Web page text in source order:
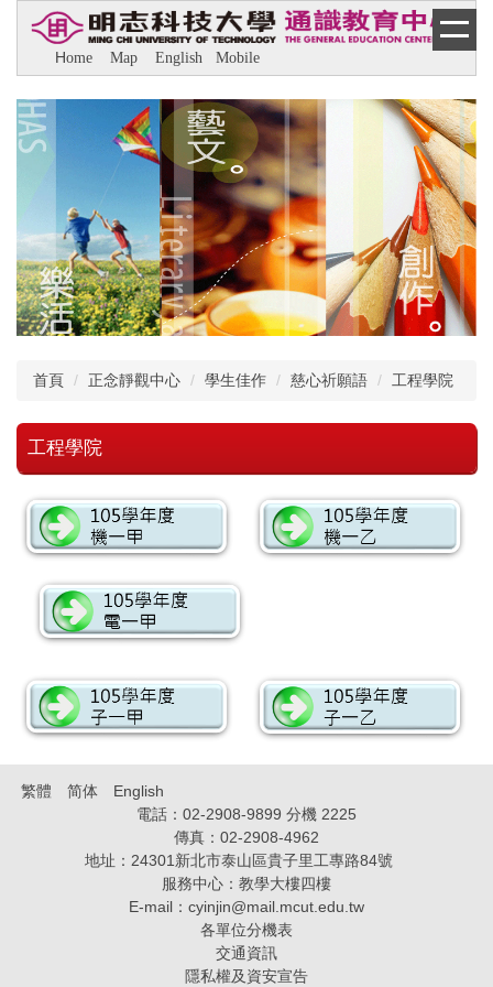
內
容
區
Home Map English Mobile
首頁 正念靜觀中心 學生佳作 慈心祈願語 工程學院
工程學院
繁體 简体
English
電話：02-2908-9899 分機 2225
傳真：02-2908-4962
地址：24301新北市泰山區貴子里工專路84號
服務中心：教學大樓四樓
E-mail： cyinjin@mail.mcut.edu.tw
各單位分機表
交通資訊
隱私權及資安宣告